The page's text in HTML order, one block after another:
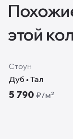
этой
Стоун
Дуб • Тал
5 790 ₽/м²